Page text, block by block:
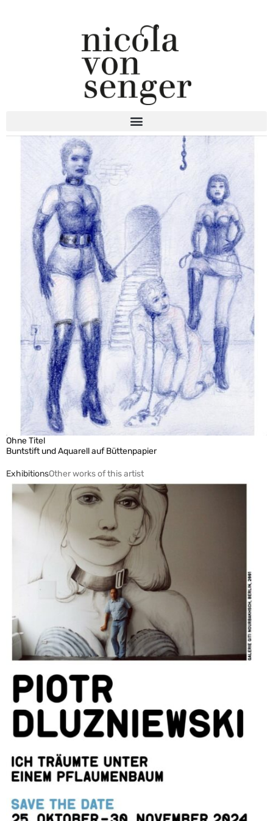
Ohne Titel
Buntstift und Aquarell auf Büttenpapier
ExhibitionsOther works of this artist